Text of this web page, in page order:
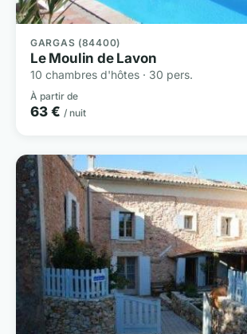
GARGAS (84400)
Le Moulin de Lavon
10 chambres d'hôtes · 30 pers.
À partir de
63 € / nuit